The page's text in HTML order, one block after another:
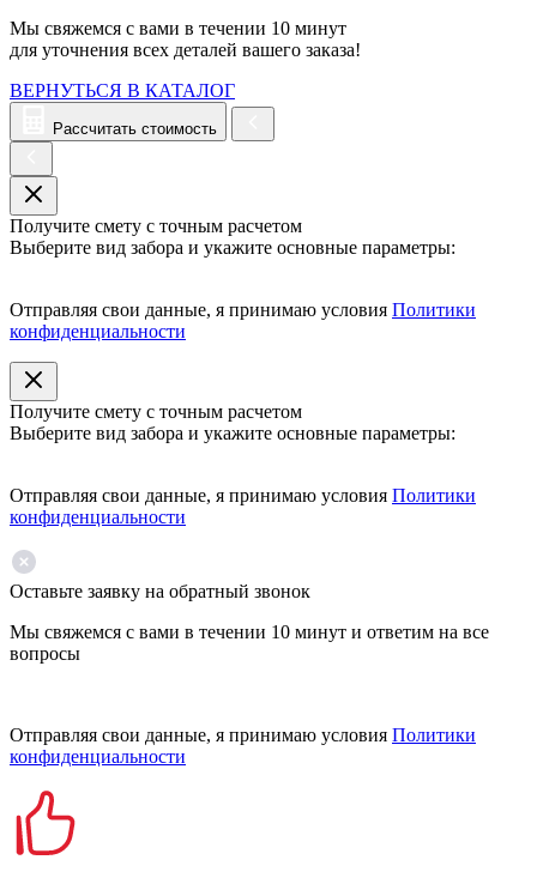
Мы свяжемся с вами в течении 10 минут
для уточнения всех деталей вашего заказа!
ВЕРНУТЬСЯ В КАТАЛОГ
Рассчитать стоимость
Получите смету с точным расчетом
Выберите вид забора и укажите основные параметры:
Отправляя свои данные, я принимаю условия Политики
конфиденциальности
Получите смету с точным расчетом
Выберите вид забора и укажите основные параметры:
Отправляя свои данные, я принимаю условия Политики
конфиденциальности
Оставьте заявку на обратный звонок
Мы свяжемся с вами в течении 10 минут и ответим на все
вопросы
Отправляя свои данные, я принимаю условия Политики
конфиденциальности